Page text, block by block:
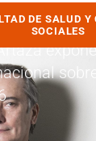
DE SALUD
SOCIALES